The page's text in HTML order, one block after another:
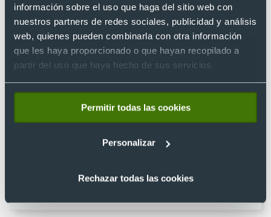
información sobre el uso que haga del sitio web con
nuestros partners de redes sociales, publicidad y análisis
web, quienes pueden combinarla con otra información
que les haya proporcionado o que hayan recopilado a
partir del uso que haya hecho de sus servicios.
Permitir todas las cookies
Personalizar
Rechazar todas las cookies
Codés
Mi nombre es Codés (lo sé, nombre peculiar donde los haya),
soy publicista de formación y copywriter de profesión.
En esta etapa laboral he tenido la suerte de dar con Grupo
Billingham, una de las empresas de referencia en el sector de
publicitarios, personalizados y de merchandising con el
dos de mis grandes pasiones, ¡siempre me verás planeando el